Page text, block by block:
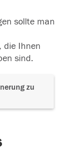
sollte man
die Ihnen
sind.
zu